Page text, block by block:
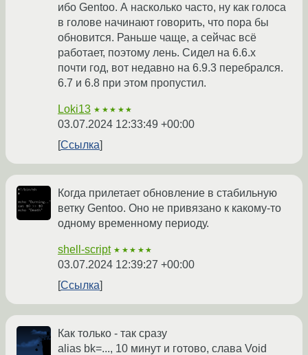
ибо Gentoo. А насколько часто, ну как голоса
в голове начинают говорить, что пора бы
обновится. Раньше чаще, а сейчас всё
работает, поэтому лень. Сидел на 6.6.х
почти год, вот недавно на 6.9.3 перебрался.
6.7 и 6.8 при этом пропустил.
Loki13 ★★★★★
03.07.2024 12:33:49 +00:00
Ссылка
Когда прилетает обновление в стабильную
ветку Gentoo. Оно не привязано к какому-то
одному временному периоду.
shell-script ★★★★★
03.07.2024 12:39:27 +00:00
Ссылка
Как только - так сразу
alias bk=..., 10 минут и готово, слава Void